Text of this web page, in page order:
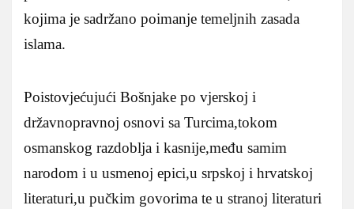
kojima je sadržano poimanje temeljnih zasada
islama.
Poistovjećujući Bošnjake po vjerskoj i
državnopravnoj osnovi sa Turcima,tokom
osmanskog razdoblja i kasnije,među samim
narodom i u usmenoj epici,u srpskoj i hrvatskoj
literaturi,u pučkim govorima te u stranoj literaturi